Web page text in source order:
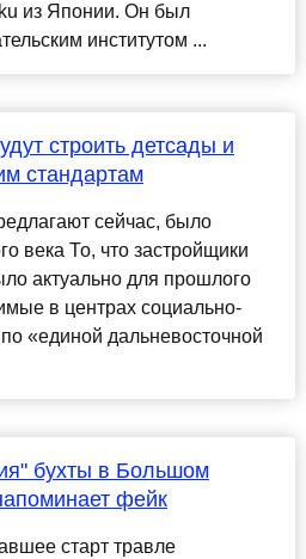
из Японии. Он был
институтом ...
строить детсады и
стандартам
сейчас, было
века То, что застройщики
актуально для прошлого
в центрах социально-
«единой дальневосточной
бухты в Большом
фейк
старт травле